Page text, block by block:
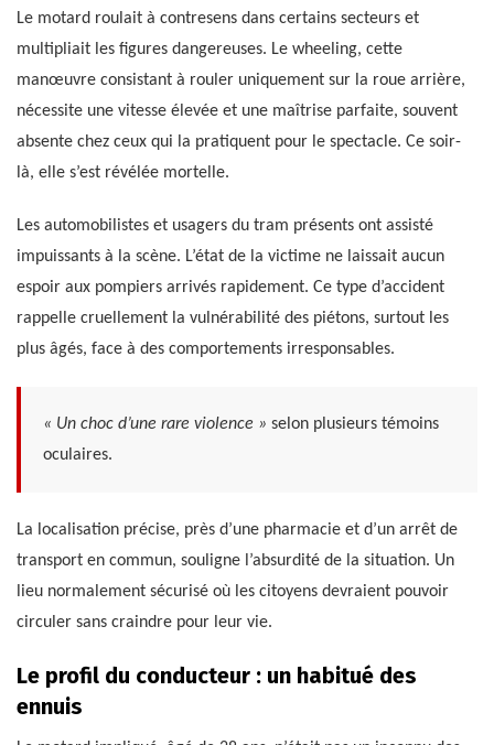
Le motard roulait à contresens dans certains secteurs et
multipliait les figures dangereuses. Le wheeling, cette
manœuvre consistant à rouler uniquement sur la roue arrière,
nécessite une vitesse élevée et une maîtrise parfaite, souvent
absente chez ceux qui la pratiquent pour le spectacle. Ce soir-
là, elle s’est révélée mortelle.
Les automobilistes et usagers du tram présents ont assisté
impuissants à la scène. L’état de la victime ne laissait aucun
espoir aux pompiers arrivés rapidement. Ce type d’accident
rappelle cruellement la vulnérabilité des piétons, surtout les
plus âgés, face à des comportements irresponsables.
« Un choc d’une rare violence » selon plusieurs témoins
oculaires.
La localisation précise, près d’une pharmacie et d’un arrêt de
transport en commun, souligne l’absurdité de la situation. Un
lieu normalement sécurisé où les citoyens devraient pouvoir
circuler sans craindre pour leur vie.
Le profil du conducteur : un habitué des
ennuis